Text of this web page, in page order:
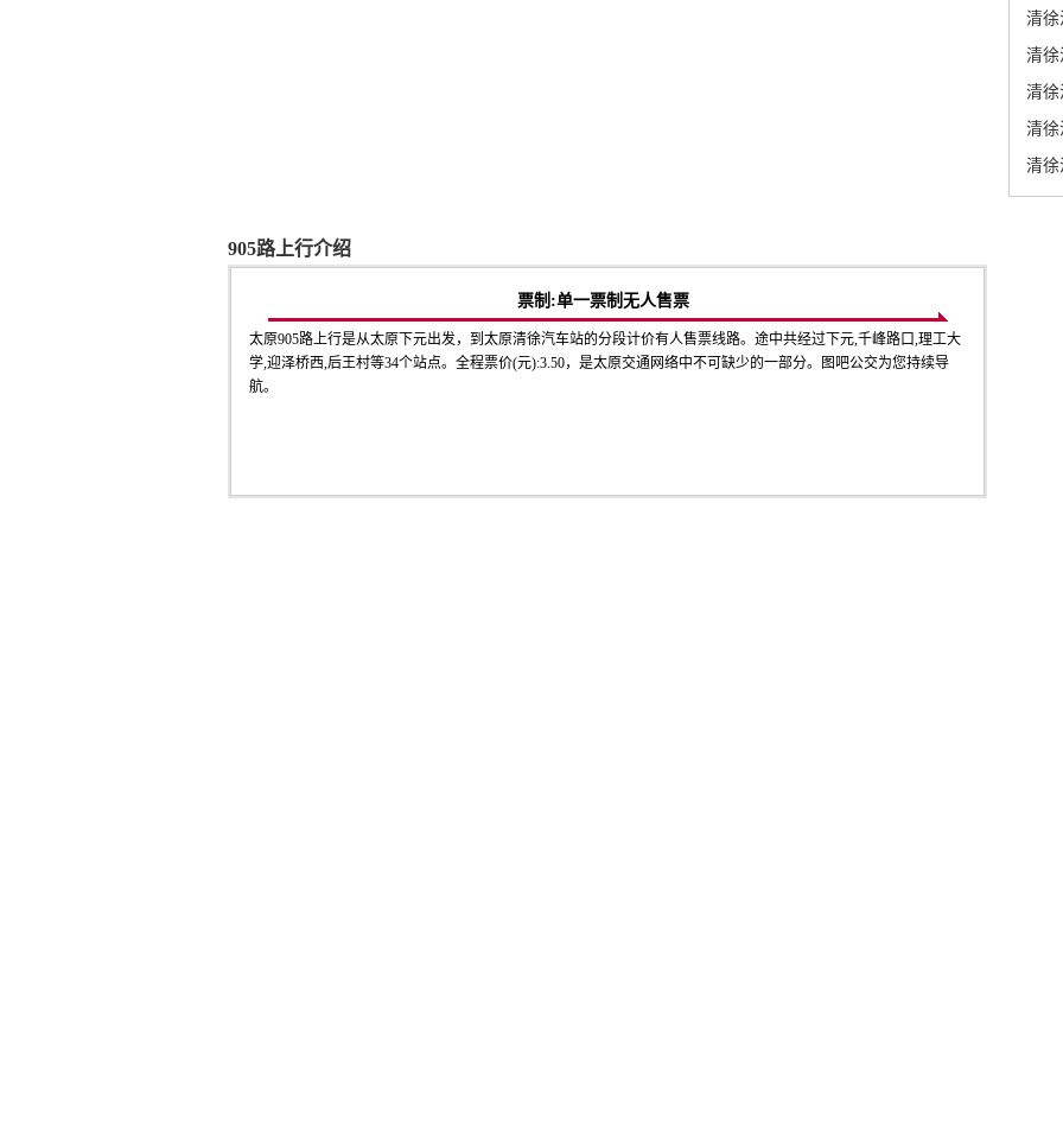
905路上行介绍
票制:单一票制无人售票
太原905路上行是从太原下元出发，到太原清徐汽车站的分段计价有人售票线路。途中共经过下元,千峰路口,理工大
学,迎泽桥西,后王村等34个站点。全程票价(元):3.50，是太原交通网络中不可缺少的一部分。图吧公交为您持续导
航。
清徐
清徐
清徐
清徐
清徐